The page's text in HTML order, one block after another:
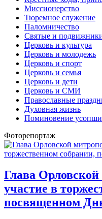
Миссионерство
Тюремное служение
Паломничество
Святые и
Церковь и культура
Церковь и молодежь
Церковь и спорт
Церковь и семья
Церковь и дети
Церковь и СМИ
Православные
Духовная жизнь
Поминовение
Фоторепортаж
Глава
участие в
посвященном